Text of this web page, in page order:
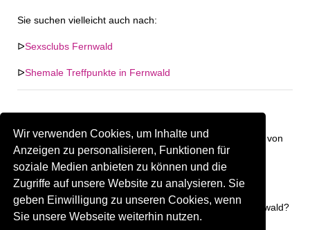
Wir verwenden Cookies, um Inhalte und
Anzeigen zu personalisieren, Funktionen für
soziale Medien anbieten zu können und die
Zugriffe auf unsere Website zu analysieren. Sie
geben Einwilligung zu unseren Cookies, wenn
Sie unsere Webseite weiterhin nutzen.
Sie suchen vielleicht auch nach:
ᐅSexsclubs Fernwald
ᐅShemale Treffpunkte in Fernwald
Keine Firma in "Fernwald" gefunden. Firmen im Umkreis von
"Fernwald".
245.00 km Gay Treffpunkt Greiz
Sind Sie oder kennen Sie eine(n) Gay Treffpunkt in Fernwald?
Firma kostenlos hinzufügen